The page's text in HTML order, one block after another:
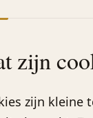
zijn
zijn kleine